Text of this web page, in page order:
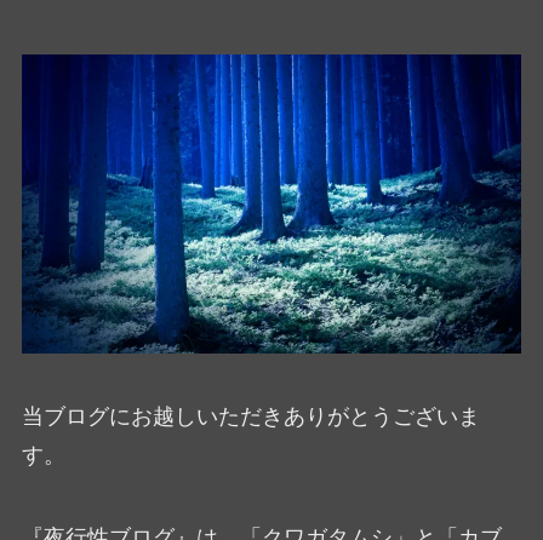
当ブログにお越しいただきありがとうございま
す。